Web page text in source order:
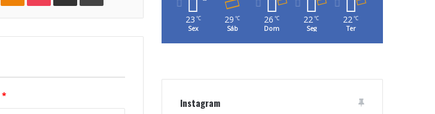
*
23 ℃
Sex
29 ℃
Sáb
26 ℃
Dom
22℃
Seg
22℃
Ter
Instagram